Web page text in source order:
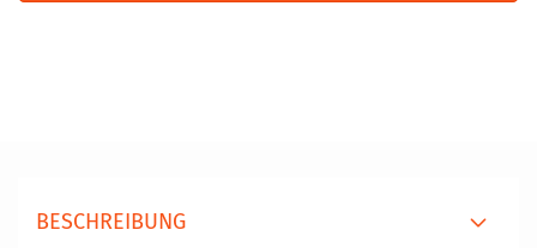
BESCHREIBUNG